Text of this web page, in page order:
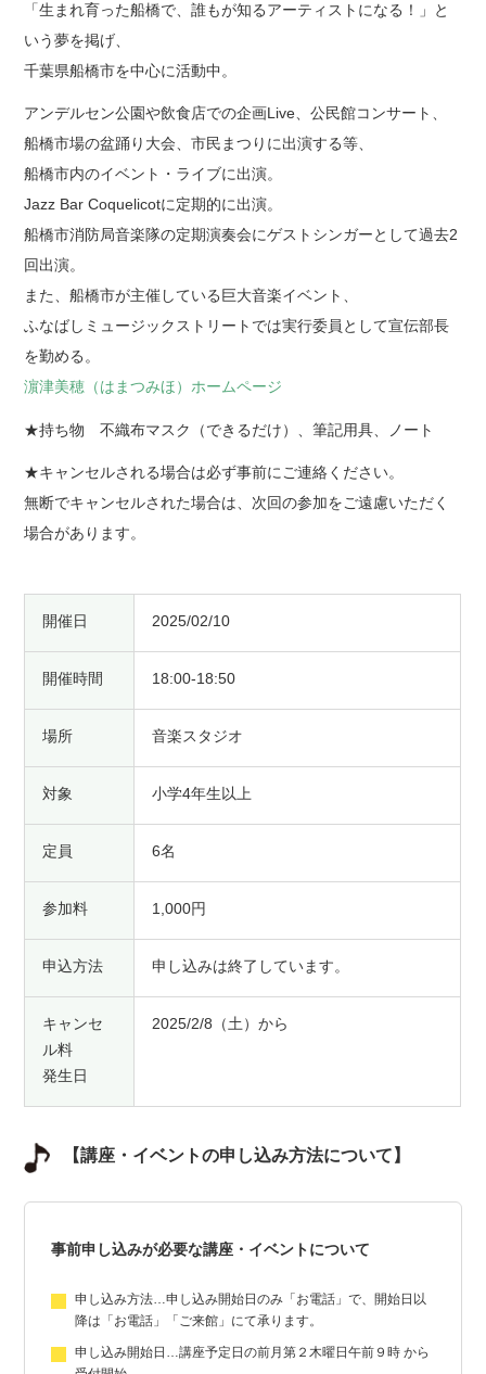
「生まれ育った船橋で、誰もが知るアーティストになる！」と
いう夢を掲げ、
千葉県船橋市を中心に活動中。
アンデルセン公園や飲食店での企画Live、公民館コンサート、
船橋市場の盆踊り大会、市民まつりに出演する等、
船橋市内のイベント・ライブに出演。
Jazz Bar Coquelicotに定期的に出演。
船橋市消防局音楽隊の定期演奏会にゲストシンガーとして過去2
回出演。
また、船橋市が主催している巨大音楽イベント、
ふなばしミュージックストリートでは実行委員として宣伝部長
を勤める。
濵津美穂（はまつみほ）ホームページ
★持ち物 不織布マスク（できるだけ）、筆記用具、ノート
★キャンセルされる場合は必ず事前にご連絡ください。
無断でキャンセルされた場合は、次回の参加をご遠慮いただく
場合があります。
開催日 2025/02/10
開催時間 18:00-18:50
場所 音楽スタジオ
対象 小学4年生以上
定員 6名
参加料 1,000円
申込方法 申し込みは終了しています。
キャンセ
ル料
発生日
2025/2/8（土）から
【講座・イベントの申し込み方法について】
事前申し込みが必要な講座・イベントについて
申し込み方法…申し込み開始日のみ「お電話」で、開始日以
降は「お電話」「ご来館」にて承ります。
申し込み開始日…講座予定日の前月第２木曜日午前９時 から